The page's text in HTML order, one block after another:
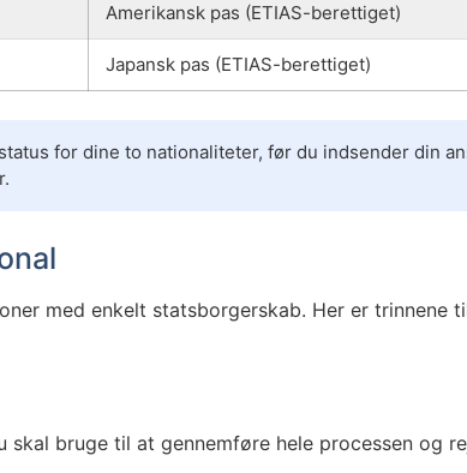
Amerikansk pas (ETIAS-berettiget)
Japansk pas (ETIAS-berettiget)
for dine to nationaliteter, før du indsender din
med enkelt statsborgerskab. Her er trinnene
bruge til at gennemføre hele processen og